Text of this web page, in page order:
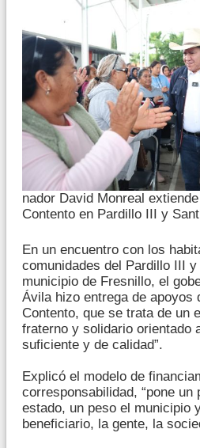
nador David Monreal
Contento en Pardillo III y
En un encuentro con los
comunidades del Pardillo III
municipio de Fresnillo, el
Ávila hizo entrega de apoyos
Contento, que se trata de un
fraterno y solidario orientado
suficiente y de calidad”.
Explicó el modelo de
corresponsabilidad, “pone un
estado, un peso el municipio
beneficiario, la gente, la